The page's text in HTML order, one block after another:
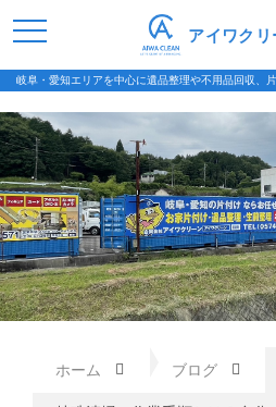
岐阜・愛知エリアを中心に遺品整理や不用品回収、
アイワクリ
ホーム ブログ